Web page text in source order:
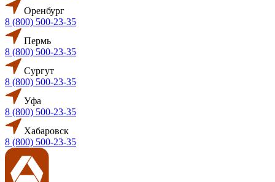
Оренбург
8 (800) 500-23-35
Пермь
8 (800) 500-23-35
Сургут
8 (800) 500-23-35
Уфа
8 (800) 500-23-35
Хабаровск
8 (800) 500-23-35